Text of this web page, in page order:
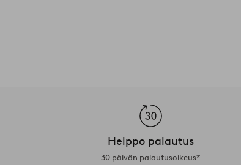
Helppo palautus
30 päivän palautusoikeus*